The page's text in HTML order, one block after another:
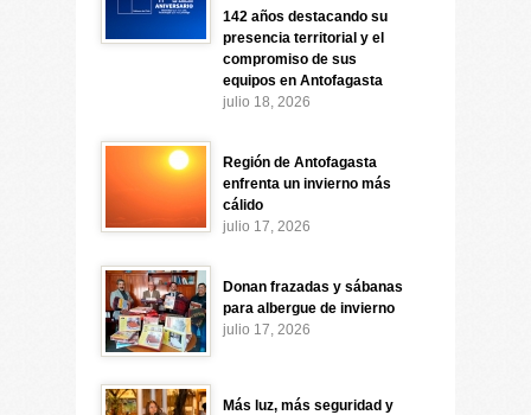
142 años destacando su
presencia territorial y el
compromiso de sus
equipos en Antofagasta
julio 18, 2026
Región de Antofagasta
enfrenta un invierno más
cálido
julio 17, 2026
Donan frazadas y sábanas
para albergue de invierno
julio 17, 2026
Más luz, más seguridad y